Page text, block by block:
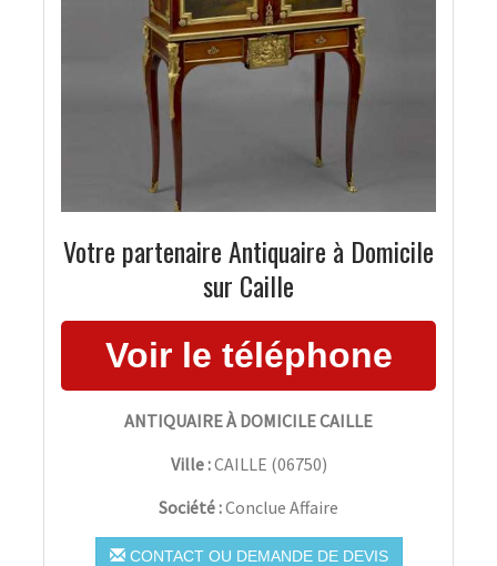
Votre partenaire Antiquaire à Domicile
sur Caille
ANTIQUAIRE À DOMICILE CAILLE
Ville :CAILLE (06750)
Société :Conclue Affaire
CONTACT OU DEMANDE DE DEVIS